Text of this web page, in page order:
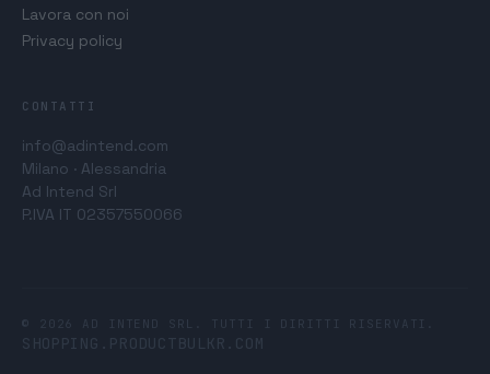
Lavora con noi
Privacy policy
CONTATTI
info@adintend.com
Milano · Alessandria
Ad Intend Srl
P.IVA IT 02357550066
© 2026 AD INTEND SRL. TUTTI I DIRITTI RISERVATI.
SHOPPING.PRODUCTBULKR.COM